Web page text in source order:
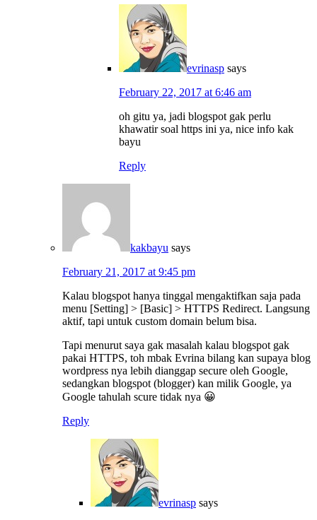
evrinasp says
February 22, 2017 at 6:46 am
oh gitu ya, jadi blogspot gak perlu
khawatir soal https ini ya, nice info kak
bayu
Reply
kakbayu says
February 21, 2017 at 9:45 pm
Kalau blogspot hanya tinggal mengaktifkan saja pada
menu [Setting] > [Basic] > HTTPS Redirect. Langsung
aktif, tapi untuk custom domain belum bisa.
Tapi menurut saya gak masalah kalau blogspot gak
pakai HTTPS, toh mbak Evrina bilang kan supaya blog
wordpress nya lebih dianggap secure oleh Google,
sedangkan blogspot (blogger) kan milik Google, ya
Google tahulah scure tidak nya 😀
Reply
evrinasp says